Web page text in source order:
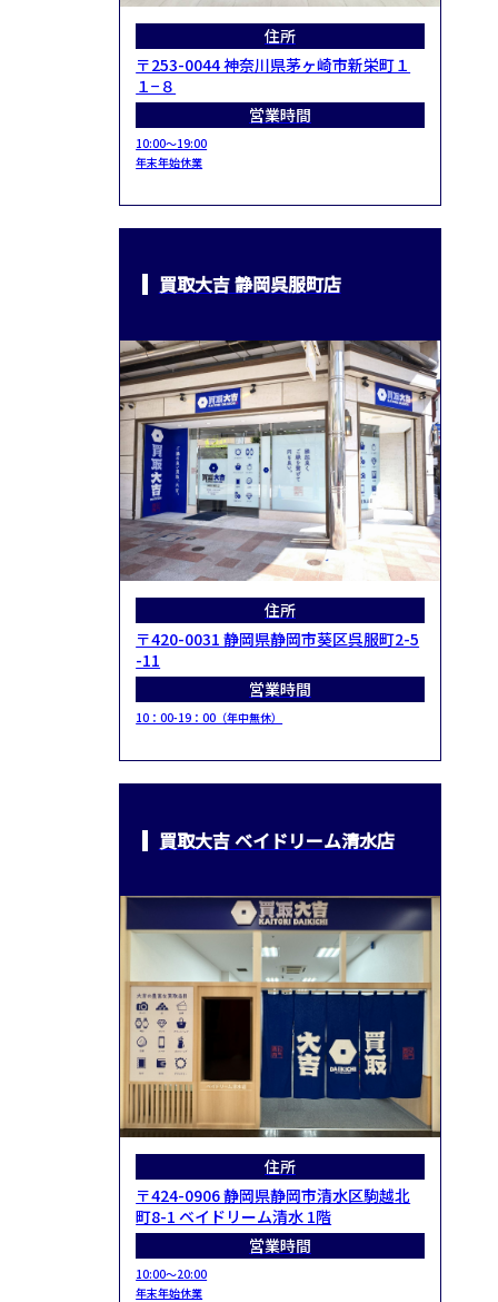
住所
〒253-0044 神奈川県茅ヶ崎市新栄町１
１−８
営業時間
10:00～19:00
年末年始休業
買取大吉 静岡呉服町店
住所
〒420-0031 静岡県静岡市葵区呉服町2-5
-11
営業時間
10：00-19：00（年中無休）
買取大吉 ベイドリーム清水店
住所
〒424-0906 静岡県静岡市清水区駒越北
町8-1 ベイドリーム清水 1階
営業時間
10:00～20:00
年末年始休業